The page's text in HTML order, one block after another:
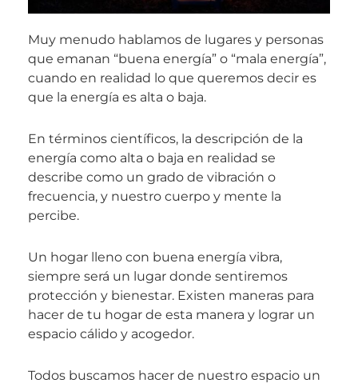
Muy menudo hablamos de lugares y personas
que emanan “buena energía” o “mala energía”,
cuando en realidad lo que queremos decir es
que la energía es alta o baja.
En términos científicos, la descripción de la
energía como alta o baja en realidad se
describe como un grado de vibración o
frecuencia, y nuestro cuerpo y mente la
percibe.
Un hogar lleno con buena energía vibra,
siempre será un lugar donde sentiremos
protección y bienestar. Existen maneras para
hacer de tu hogar de esta manera y lograr un
espacio cálido y acogedor.
Todos buscamos hacer de nuestro espacio un